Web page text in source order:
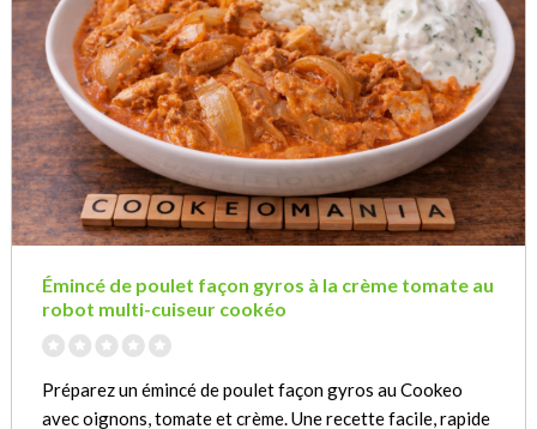
Émincé de poulet façon gyros à la crème tomate au
robot multi-cuiseur cookéo
Préparez un émincé de poulet façon gyros au Cookeo
avec oignons, tomate et crème. Une recette facile, rapide